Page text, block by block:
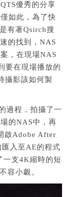
優秀的分享
如此，為了快
有著Qsirch搜
的找到，NAS
，在現場NAS
要在現場播放的
攝影該如何製
過程，拍攝了一
的NAS中，再
啟Adobe After
入至AE的程式
一支4K縮時的短
容小覷。